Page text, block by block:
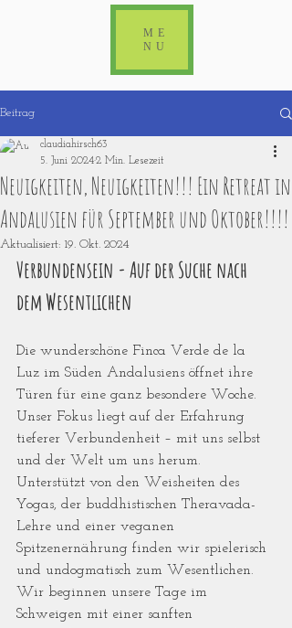
ME
NU
Beitrag
Neuigkeiten, Neuigkeiten!!! Ein Retreat in
Andalusien für September und Oktober!!!!
claudiahirsch63
5. Juni 20242 Min. Lesezeit
Aktualisiert: 19. Okt. 2024
Verbundensein - Auf der Suche nach
dem Wesentlichen
Die wunderschöne Finca Verde de la
Luz im Süden Andalusiens öffnet ihre
Türen für eine ganz besondere Woche.
Unser Fokus liegt auf der Erfahrung
tieferer Verbundenheit – mit uns selbst
und der Welt um uns herum.
Unterstützt von den Weisheiten des
Yogas, der buddhistischen Theravada-
Lehre und einer veganen
Spitzenernährung finden wir spielerisch
und undogmatisch zum Wesentlichen.
Wir beginnen unsere Tage im
Schweigen mit einer sanften